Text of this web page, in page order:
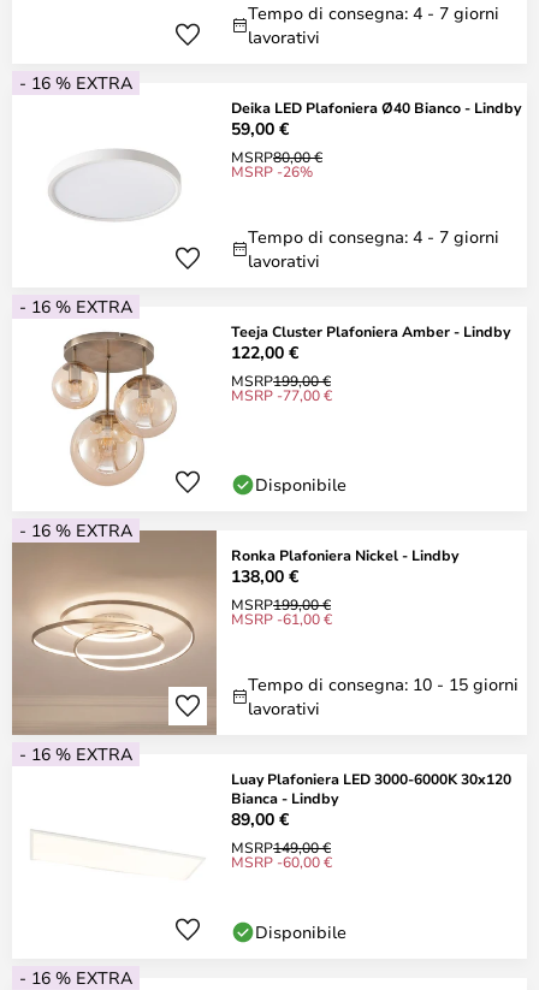
Tempo di consegna: 4 - 7 giorni
lavorativi
- 16 % EXTRA
Deika LED Plafoniera Ø40 Bianco - Lindby
59,00 €
MSRP80,00 €
MSRP -26%
Tempo di consegna: 4 - 7 giorni
lavorativi
- 16 % EXTRA
Teeja Cluster Plafoniera Amber - Lindby
122,00 €
MSRP199,00 €
MSRP -77,00 €
Disponibile
- 16 % EXTRA
Ronka Plafoniera Nickel - Lindby
138,00 €
MSRP199,00 €
MSRP -61,00 €
Tempo di consegna: 10 - 15 giorni
lavorativi
- 16 % EXTRA
Luay Plafoniera LED 3000-6000K 30x120
Bianca - Lindby
89,00 €
MSRP149,00 €
MSRP -60,00 €
Disponibile
- 16 % EXTRA